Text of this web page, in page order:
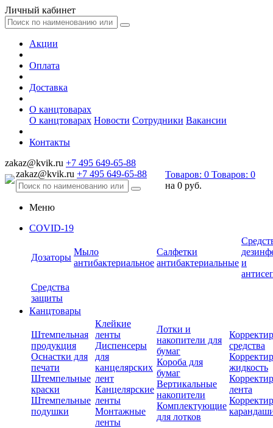
Личный кабинет
Акции
Оплата
Доставка
О канцтоварах
О канцтоварах Новости Сотрудники Вакансии
Контакты
zakaz@kvik.ru +7 495 649-65-88
zakaz@kvik.ru +7 495 649-65-88 Товаров: 0 Товаров: 0
на 0 руб.
Меню
COVID-19
Дозаторы
Мыло
антибактериальное
Салфетки
антибактериальные и
Средства
защиты
Канцтовары
Штемпельная
продукция
Оснастки для
печати
Штемпельные
краски
Штемпельные
подушки
Клейкие
ленты
Диспенсеры
для
канцелярских
лент
Канцелярские
ленты
Монтажные
ленты
Лотки и
накопители для
бумаг
Короба для
бумаг
Вертикальные
накопители
Комплектующие
для лотков
средства
жидкость
лента